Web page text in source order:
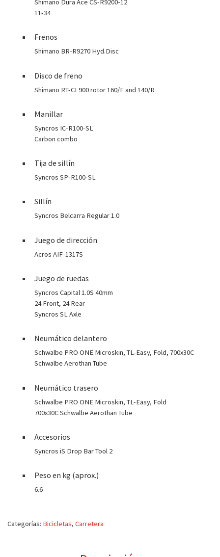
Shimano Dura Ace CS-R9200-12
11-34
Frenos
Shimano BR-R9270 Hyd.Disc
Disco de freno
Shimano RT-CL900 rotor 160/F and 140/R
Manillar
Syncros IC-R100-SL
Carbon combo
Tija de sillín
Syncros SP-R100-SL
Sillín
Syncros Belcarra Regular 1.0
Juego de dirección
Acros AIF-1317S
Juego de ruedas
Syncros Capital 1.0S 40mm
24 Front, 24 Rear
Syncros SL Axle
Neumático delantero
Schwalbe PRO ONE Microskin, TL-Easy, Fold, 700x30C
Schwalbe Aerothan Tube
Neumático trasero
Schwalbe PRO ONE Microskin, TL-Easy, Fold
700x30C Schwalbe Aerothan Tube
Accesorios
Syncros iS Drop Bar Tool 2
Peso en kg (aprox.)
6.6
Categorías: Bicicletas, Carretera